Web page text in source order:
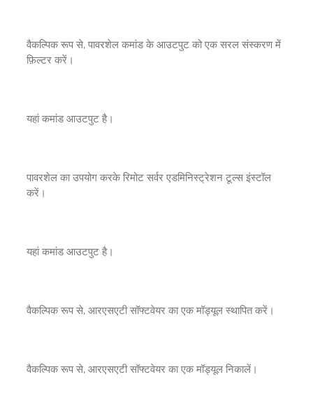
वैकल्पिक रूप से, पावरशेल कमांड के आउटपुट को एक सरल संस्करण में
फ़िल्टर करें।
यहां कमांड आउटपुट है।
पावरशेल का उपयोग करके रिमोट सर्वर एडमिनिस्ट्रेशन टूल्स इंस्टॉल
करें।
यहां कमांड आउटपुट है।
वैकल्पिक रूप से, आरएसएटी सॉफ्टवेयर का एक मॉड्यूल स्थापित करें।
वैकल्पिक रूप से, आरएसएटी सॉफ्टवेयर का एक मॉड्यूल निकालें।